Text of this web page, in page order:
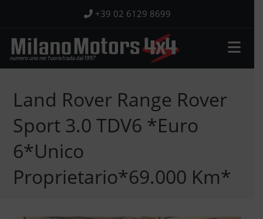
contenuto
+39 02 6129 8699
Land Rover Range Rover
Sport 3.0 TDV6 *Euro
6*Unico
Proprietario*69.000 Km*